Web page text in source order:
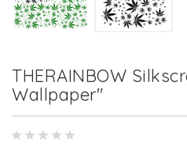
THERAINBOW
Wallpaper"